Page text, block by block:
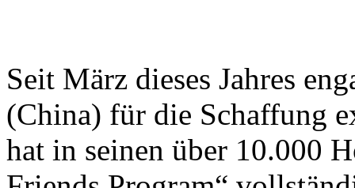
Seit März dieses Jahres
(China) für die Schaffung
hat in seinen über 10.000